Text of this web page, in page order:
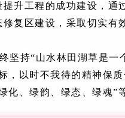
升工程的成功建设，通
复区建设，采取切实
坚持“山水林田湖草是一
，以时不我待的精神保
、绿韵、绿态、绿魂”